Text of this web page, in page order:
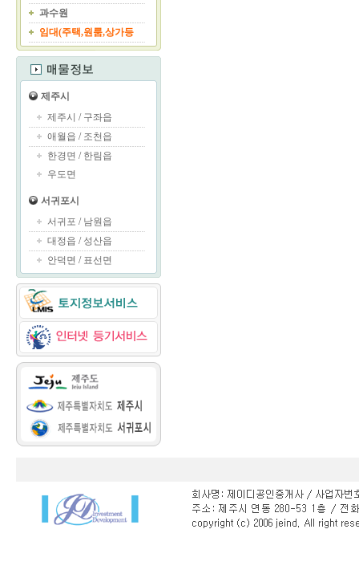
과수원
임대(주택,원룸,상가등
제주시
제주시 / 구좌읍
애월읍 / 조천읍
한경면 / 한림읍
우도면
서귀포시
서귀포 / 남원읍
대정읍 / 성산읍
안덕면 / 표선면